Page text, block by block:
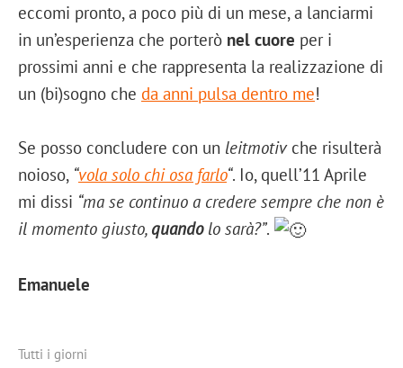
eccomi pronto, a poco più di un mese, a lanciarmi
in un’esperienza che porterò nel cuore per i
prossimi anni e che rappresenta la realizzazione di
un (bi)sogno che da anni pulsa dentro me!
Se posso concludere con un leitmotivche risulterà
noioso, “vola solo chi osa farlo“. Io, quell’11 Aprile
mi dissi “ma se continuo a credere sempre che non è
il momento giusto, quandolo sarà?”.
Emanuele
Tutti i giorni